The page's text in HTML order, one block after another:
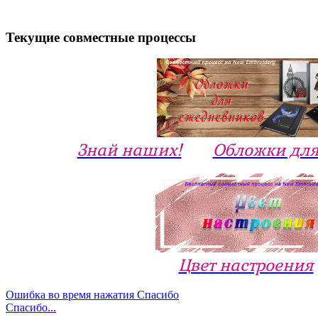
Текущие совместные процессы
Знай наших! Обложки
Цвет настроения
Ошибка во время нажатия Спасибо
Спасибо...